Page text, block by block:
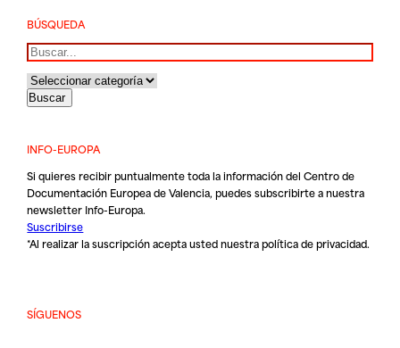
BÚSQUEDA
Buscar
INFO-EUROPA
Si quieres recibir puntualmente toda la información del Centro de
Documentación Europea de Valencia, puedes subscribirte a nuestra
newsletter Info-Europa.
Suscribirse
*Al realizar la suscripción acepta usted nuestrapolítica de privacidad.
SÍGUENOS